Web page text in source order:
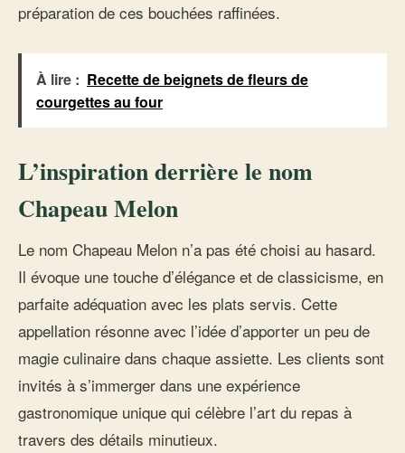
préparation de ces bouchées raffinées.
À lire : Recette de beignets de fleurs de
courgettes au four
L’inspiration derrière le nom
Chapeau Melon
Le nom Chapeau Melon n’a pas été choisi au hasard.
Il évoque une touche d’élégance et de classicisme, en
parfaite adéquation avec les plats servis. Cette
appellation résonne avec l’idée d’apporter un peu de
magie culinaire dans chaque assiette. Les clients sont
invités à s’immerger dans une expérience
gastronomique unique qui célèbre l’art du repas à
travers des détails minutieux.